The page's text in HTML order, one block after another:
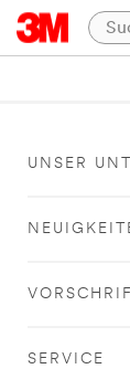
UNSER
SERVICE